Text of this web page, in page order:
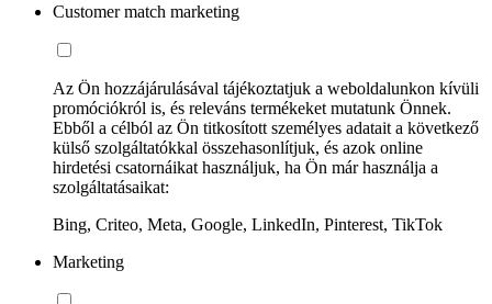
Customer match marketing
Az Ön hozzájárulásával tájékoztatjuk a weboldalunkon kívüli
promóciókról is, és releváns termékeket mutatunk Önnek.
Ebből a célból az Ön titkosított személyes adatait a következő
külső szolgáltatókkal összehasonlítjuk, és azok online
hirdetési csatornáikat használjuk, ha Ön már használja a
szolgáltatásaikat:
Bing, Criteo, Meta, Google, LinkedIn, Pinterest, TikTok
Marketing